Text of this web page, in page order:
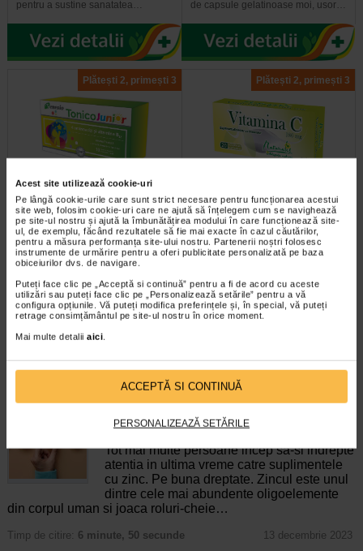
Acest site utilizează cookie-uri
Pe lângă cookie-urile care sunt strict necesare pentru funcționarea acestui
site web, folosim cookie-uri care ne ajută să înțelegem cum se navighează
pe site-ul nostru și ajută la îmbunătățirea modului în care funcționează site-
ul, de exemplu, făcând rezultatele să fie mai exacte în cazul căutărilor,
pentru a măsura performanța site-ului nostru. Partenerii noștri folosesc
instrumente de urmărire pentru a oferi publicitate personalizată pe baza
obiceiurilor dvs. de navigare.
Puteți face clic pe „Acceptă si continuă” pentru a fi de acord cu aceste
utilizări sau puteți face clic pe „Personalizează setările” pentru a vă
configura opțiunile. Vă puteți modifica preferințele și, în special, vă puteți
retrage consimțământul pe site-ul nostru în orice moment.
Mai multe detalii aici.
ACCEPTĂ SI CONTINUĂ
PERSONALIZEAZĂ SETĂRILE
pentru a sustine sanatatea…
de capsule gelatinoase moi, usor…
Plătești 2, primești 3
Tonico junior 10 monodoze, 12
ml, Benesio
TONICO Junior este un supliment
alimentar cu indulcitor, special
Plătești 2, primești 3
Vitamina C, 20 comprimate
masticabile, NATURALIS
Naturalis Vitamina C este un
ARTICOLE RECOMANDATE
Suplimentele cu zinc: cine ar trebui sa le ia si in
ce doze
Tot mai multe persoane incep sa-si indrepte
atentia in ultima vreme catre suplimentele
cu zinc. Pe buna dreptate. Zincul este unul
dintre cele mai abundente oligoelemente
din corpul uman si joaca roluri-cheie…
Timp de citire: 6 minute, 50 secunde 13 decembrie 2023